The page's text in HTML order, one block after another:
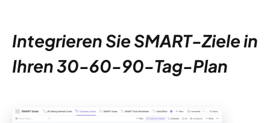
Integrieren Sie SMART-Ziele in
Ihren 30-60-90-Tag-Plan